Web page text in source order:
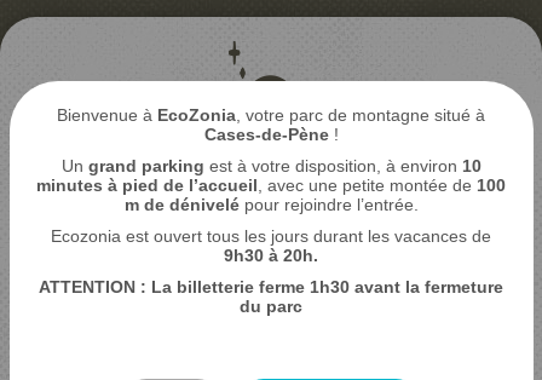
ECO-LODGES RESPECTUEUX DE
Bienvenue à EcoZonia , votre parc de montagne situé à
Cases-de-Pène!
Un grand parking est à votre disposition, à environ 10
minutes à pied de l’accueil , avec une petite montée de 100
m de dénivelépour rejoindre l’entrée.
Ecozonia est ouvert tous les jours durant les vacances de
9h30 à 20h.
ATTENTION : La billetterie ferme 1h30 avant la fermeture
du parc